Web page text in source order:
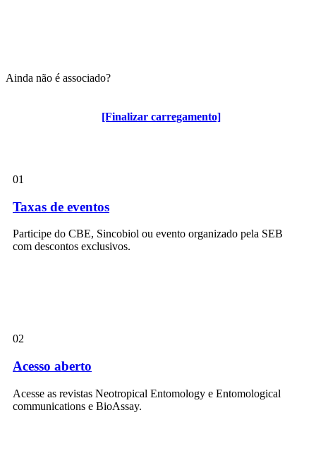
[Finalizar carregamento]
Ainda não é associado?
Algumas vantagens para associados
01
Taxas de eventos
Participe do CBE, Sincobiol ou evento organizado pela SEB
com descontos exclusivos.
02
Acesso aberto
Acesse as revistas Neotropical Entomology e Entomological
communications e BioAssay.